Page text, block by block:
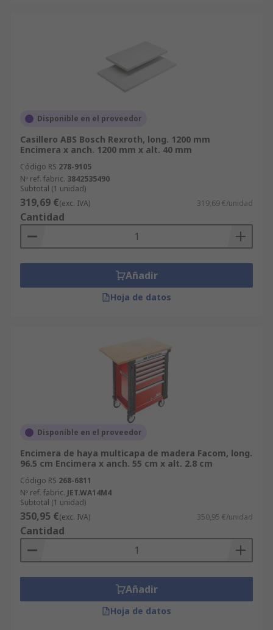
Disponible en el proveedor
Casillero ABS Bosch Rexroth, long. 1200 mm
Encimera x anch. 1200 mm x alt. 40 mm
Código RS 278-9105
Nº ref. fabric. 3842535490
Subtotal (1 unidad)
319,69 €(exc. IVA) 319,69 €/unidad
Cantidad
Añadir
Hoja de datos
Disponible en el proveedor
Encimera de haya multicapa de madera Facom, long.
96.5 cm Encimera x anch. 55 cm x alt. 2.8 cm
Código RS 268-6811
Nº ref. fabric. JET.WA14M4
Subtotal (1 unidad)
350,95 €(exc. IVA) 350,95 €/unidad
Cantidad
Añadir
Hoja de datos